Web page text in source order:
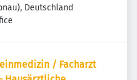
Deutschland
/ Facharzt